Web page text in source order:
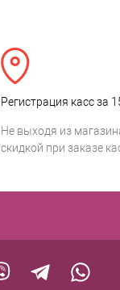
Регистрация касс за
Не выходя из
скидкой при заказе